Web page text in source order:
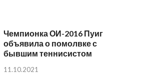
Чемпионка ОИ-2016 Пуиг
объявила о помолвке с
бывшим теннисистом
11.10.2021